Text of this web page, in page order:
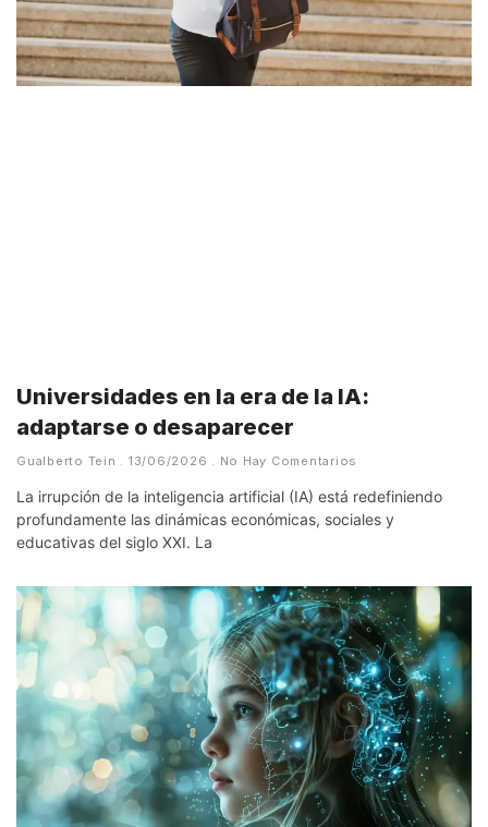
Universidades en la era de la IA:
adaptarse o desaparecer
Gualberto Tein 13/06/2026 No Hay Comentarios
La irrupción de la inteligencia artificial (IA) está redefiniendo
profundamente las dinámicas económicas, sociales y
educativas del siglo XXI. La